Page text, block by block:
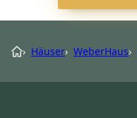
› Häuser› WeberHaus›